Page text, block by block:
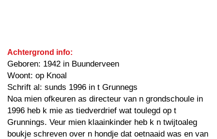
Achtergrond info:
Geboren: 1942 in Buunderveen
Woont: op Knoal
Schrift al: sunds 1996 in t Grunnegs
Noa mien ofkeuren as directeur van n grondschoule in
1996 heb k mie as tiedverdrief wat toulegd op t
Grunnings. Veur mien klaainkinder heb k n twijtoaleg
boukje schreven over n hondje dat oetnaaid was en van